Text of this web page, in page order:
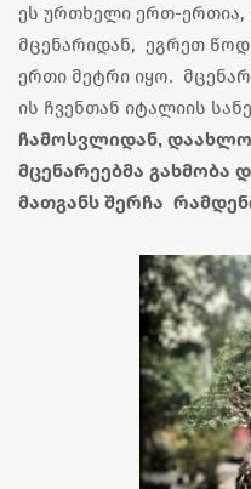
ეს ურთხელი ერთ-
მცენარიდან, ეგრეთ
ერთი მეტრი იყო.
ის ჩვენთან იტალიის
ჩამოსვლიდან,
მცენარეებმა
მათგანს შერჩა